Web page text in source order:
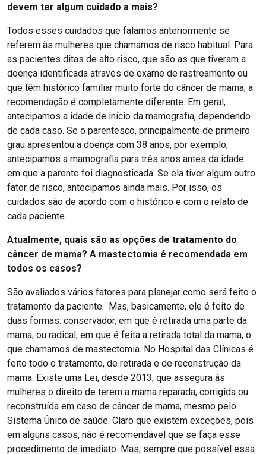
devem ter algum cuidado a mais?
Todos esses cuidados que falamos anteriormente se
referem às mulheres que chamamos de risco habitual. Para
as pacientes ditas de alto risco, que são as que tiveram a
doença identificada através de exame de rastreamento ou
que têm histórico familiar muito forte do câncer de mama, a
recomendação é completamente diferente. Em geral,
antecipamos a idade de início da mamografia, dependendo
de cada caso. Se o parentesco, principalmente de primeiro
grau apresentou a doença com 38 anos, por exemplo,
antecipamos a mamografia para três anos antes da idade
em que a parente foi diagnosticada. Se ela tiver algum outro
fator de risco, antecipamos ainda mais. Por isso, os
cuidados são de acordo com o histórico e com o relato de
cada paciente.
Atualmente, quais são as opções de tratamento do
câncer de mama? A mastectomia é recomendada em
todos os casos?
São avaliados vários fatores para planejar como será feito o
tratamento da paciente. Mas, basicamente, ele é feito de
duas formas: conservador, em que é retirada uma parte da
mama; ou radical, em que é feita a retirada total da mama, o
que chamamos de mastectomia. No Hospital das Clínicas é
feito todo o tratamento, de retirada e de reconstrução da
mama. Existe uma Lei, desde 2013, que assegura às
mulheres o direito de terem a mama reparada, corrigida ou
reconstruída em caso de câncer de mama, mesmo pelo
Sistema Único de saúde. Claro que existem exceções, pois
em alguns casos, não é recomendável que se faça esse
procedimento de imediato. Mas, sempre que possível essa